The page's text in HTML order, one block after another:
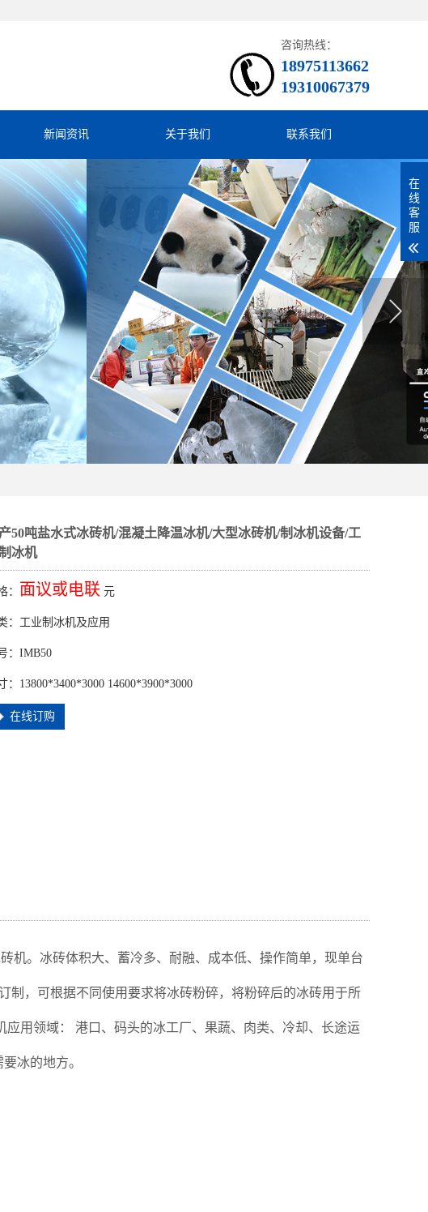
咨询热线：
18975113662
19310067379
新闻资讯 关于我们 联系我们
50吨盐水式冰砖机/混凝土降温冰机/大型冰砖机/制冰机设备/工
冰机
： 面议或电联 元
：工业制冰机及应用
：IMB50
：13800*3400*3000 14600*3900*3000
在线订购
机。冰砖体积大、蓄冷多、耐融、成本低、操作简单，现单台
制，可根据不同使用要求将冰砖粉碎，将粉碎后的冰砖用于所
用领域： 港口、码头的冰工厂、果蔬、肉类、冷却、长途运
冰的地方。
在
线
客
服